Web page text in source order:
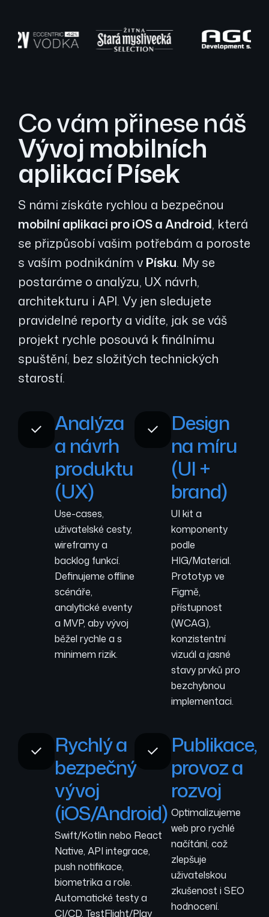
Co vám přinese náš
Vývoj mobilních
aplikací Písek
S námi získáte rychlou a bezpečnou
mobilní aplikaci pro iOS a Android, která
se přizpůsobí vašim potřebám a poroste
s vaším podnikáním v Písku. My se
postaráme o analýzu, UX návrh,
architekturu i API. Vy jen sledujete
pravidelné reporty a vidíte, jak se váš
projekt rychle posouvá k finálnímu
spuštění, bez složitých technických
starostí.
Analýza
a návrh
produktu
(UX)
Use-cases,
uživatelské cesty,
wireframy a
backlog funkcí.
Definujeme offline
scénáře,
analytické eventy
a MVP, aby vývoj
běžel rychle a s
minimem rizik.
Design
na míru
(UI +
brand)
UI kit a
komponenty
podle
HIG/Material.
Prototyp ve
Figmě,
přístupnost
(WCAG),
konzistentní
vizuál a jasné
stavy prvků pro
bezchybnou
implementaci.
Rychlý a
bezpečný
vývoj
(iOS/Android)
Swift/Kotlin nebo React
Native, API integrace,
push notifikace,
biometrika a role.
Automatické testy a
CI/CD, TestFlight/Play
Publikace,
provoz a
rozvoj
Optimalizujeme
web pro rychlé
načítání, což
zlepšuje
uživatelskou
zkušenost i SEO
hodnocení.